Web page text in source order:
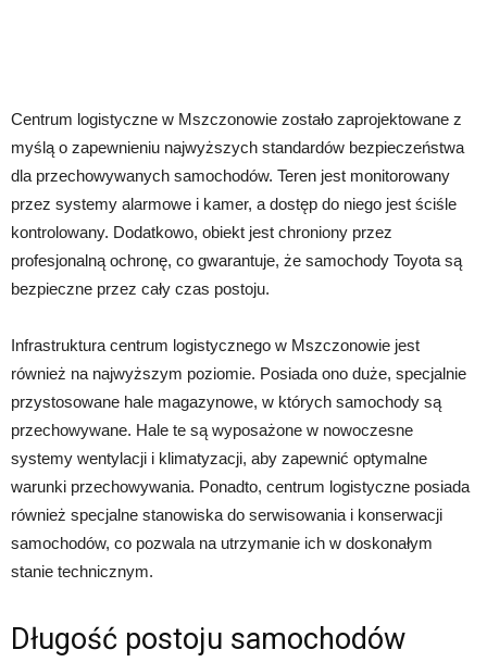
Centrum logistyczne w Mszczonowie zostało zaprojektowane z
myślą o zapewnieniu najwyższych standardów bezpieczeństwa
dla przechowywanych samochodów. Teren jest monitorowany
przez systemy alarmowe i kamer, a dostęp do niego jest ściśle
kontrolowany. Dodatkowo, obiekt jest chroniony przez
profesjonalną ochronę, co gwarantuje, że samochody Toyota są
bezpieczne przez cały czas postoju.
Infrastruktura centrum logistycznego w Mszczonowie jest
również na najwyższym poziomie. Posiada ono duże, specjalnie
przystosowane hale magazynowe, w których samochody są
przechowywane. Hale te są wyposażone w nowoczesne
systemy wentylacji i klimatyzacji, aby zapewnić optymalne
warunki przechowywania. Ponadto, centrum logistyczne posiada
również specjalne stanowiska do serwisowania i konserwacji
samochodów, co pozwala na utrzymanie ich w doskonałym
stanie technicznym.
Długość postoju samochodów